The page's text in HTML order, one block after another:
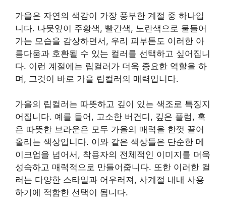
가을은 자연의 색감이 가장 풍부한 계절 중 하나입
니다. 나뭇잎이 주황색, 빨간색, 노란색으로 물들어
가는 모습을 감상하면서, 우리 피부톤도 이러한 아
름다움과 호환될 수 있는 컬러를 선택하고 싶어집니
다. 이런 계절에는 립컬러가 더욱 중요한 역할을 하
며, 그것이 바로 가을 립컬러의 매력입니다.
가을의 립컬러는 따뜻하고 깊이 있는 색조로 특징지
어집니다. 예를 들어, 고소한 버건디, 깊은 플럼, 혹
은 따뜻한 브라운은 모두 가을의 매력을 한껏 끌어
올리는 색상입니다. 이와 같은 색상들은 단순한 메
이크업을 넘어서, 착용자의 전체적인 이미지를 더욱
성숙하고 매력적으로 만들어줍니다. 또한 이러한 컬
러는 다양한 스타일과 어우러져, 사계절 내내 사용
하기에 적합한 선택이 됩니다.